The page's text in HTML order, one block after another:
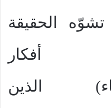
تشوّه الحقيقة
الذين